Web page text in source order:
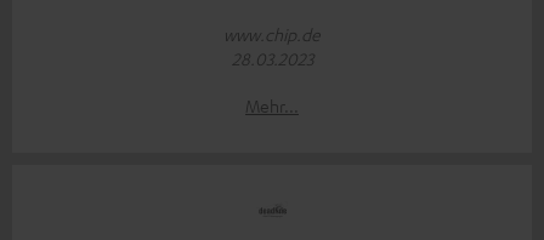
www.chip.de
28.03.2023
Mehr...